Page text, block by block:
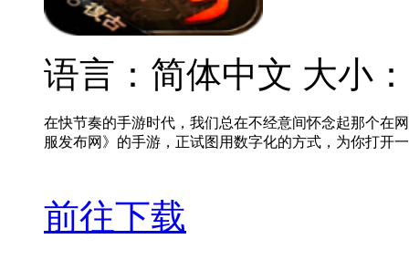
语言：简体中文 大小
在快节奏的手游时代，我们总在不经意间怀念起那个在
服发布网》的手游，正试图用数字化的方式，为你打开
前往下载